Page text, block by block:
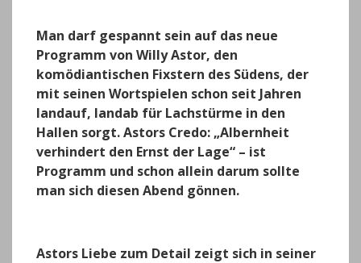
Man darf gespannt sein auf das neue
Programm von Willy Astor, den
komödiantischen Fixstern des Südens, der
mit seinen Wortspielen schon seit Jahren
landauf, landab für Lachstürme in den
Hallen sorgt.Astors Credo: „Albernheit
verhindert den Ernst der Lage“ – ist
Programm und schon allein darum sollte
man sich diesen Abend gönnen.
Astors Liebe zum Detail zeigt sich in seiner